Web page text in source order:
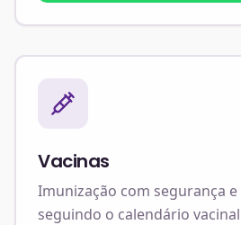
Vacinas
Imunização com segurança
seguindo o calendário